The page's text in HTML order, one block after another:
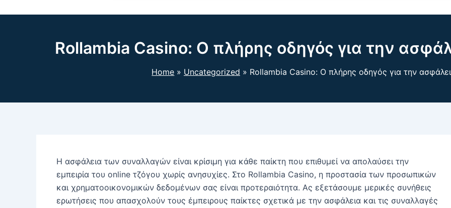
Rollambia Casino: Ο πλήρης οδηγός για την
Home Uncategorized Rollambia Casino: Ο πλήρης οδηγός για την
Η ασφάλεια των συναλλαγών είναι κρίσιμη για κάθε παίκτη που επιθυμεί να απολαύσει την
εμπειρία του online τζόγου χωρίς ανησυχίες. Στο Rollambia Casino, η προστασία των προσωπικών
και χρηματοοικονομικών δεδομένων σας είναι προτεραιότητα. Ας εξετάσουμε μερικές συνήθεις
ερωτήσεις που απασχολούν τους έμπειρους παίκτες σχετικά με την ασφάλεια και τις συναλλαγές